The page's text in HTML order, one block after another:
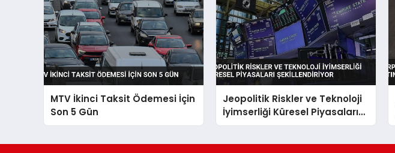
MTV İkinci Taksit Ödemesi İçin
Son 5 Gün
Jeopolitik Riskler ve Teknoloji
İyimserliği Küresel Piyasaları
Şekillendiriyor